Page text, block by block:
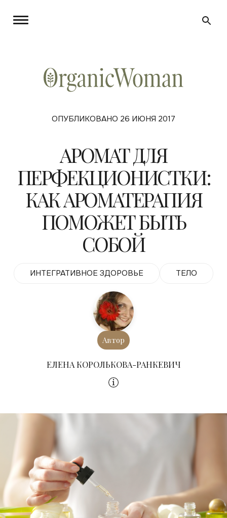
ОПУБЛИКОВАНО 26 ИЮНЯ 2017
АРОМАТ ДЛЯ
ПЕРФЕКЦИОНИСТКИ:
КАК АРОМАТЕРАПИЯ
ПОМОЖЕТ БЫТЬ
СОБОЙ
ИНТЕГРАТИВНОЕ ЗДОРОВЬЕ ТЕЛО
Автор
ЕЛЕНА КОРОЛЬКОВА-РАНКЕВИЧ